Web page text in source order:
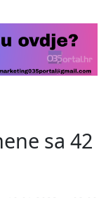
sa 42